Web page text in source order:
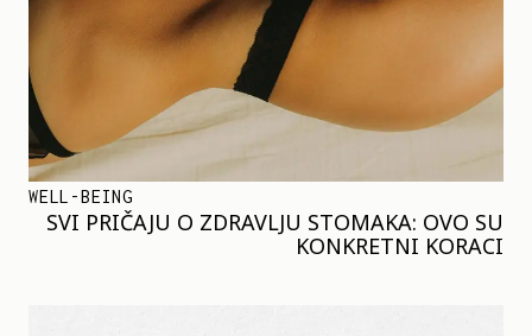
WELL-BEING
SVI PRIČAJU O ZDRAVLJU STOMAKA: OVO SU
KONKRETNI KORACI